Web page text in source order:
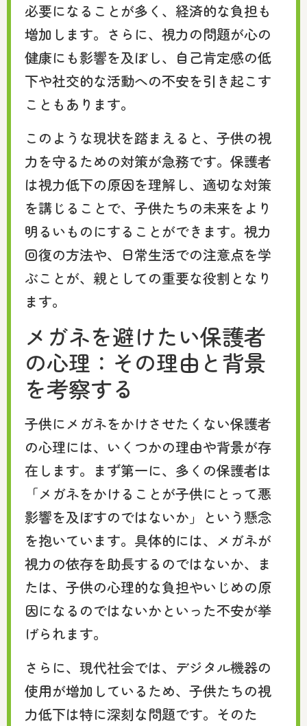
必要になることが多く、経済的な負担も
増加します。さらに、視力の問題が心の
健康にも影響を及ぼし、自己肯定感の低
下や社交的な活動への不安を引き起こす
こともあります。
このような現状を踏まえると、子供の視
力を守るための対策が急務です。保護者
は視力低下の原因を理解し、適切な対策
を講じることで、子供たちの未来をより
明るいものにすることができます。視力
回復の方法や、日常生活での注意点を学
ぶことが、親としての重要な役割となり
ます。
メガネを避けたい保護者
の心理：その理由と背景
を考察する
子供にメガネをかけさせたくない保護者
の心理には、いくつかの理由や背景が存
在します。まず第一に、多くの保護者は
「メガネをかけることが子供にとって悪
影響を及ぼすのではないか」という懸念
を抱いています。具体的には、メガネが
視力の依存を助長するのではないか、ま
たは、子供の心理的な負担やいじめの原
因になるのではないかといった不安が挙
げられます。
さらに、現代社会では、デジタル機器の
使用が増加しているため、子供たちの視
力低下は特に深刻な問題です。そのた